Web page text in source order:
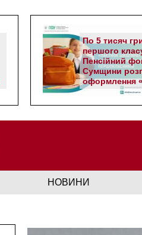
По 5 тисяч
першого
Пенсійний
Сумщини
оформлення
школяра»
НОВИНИ